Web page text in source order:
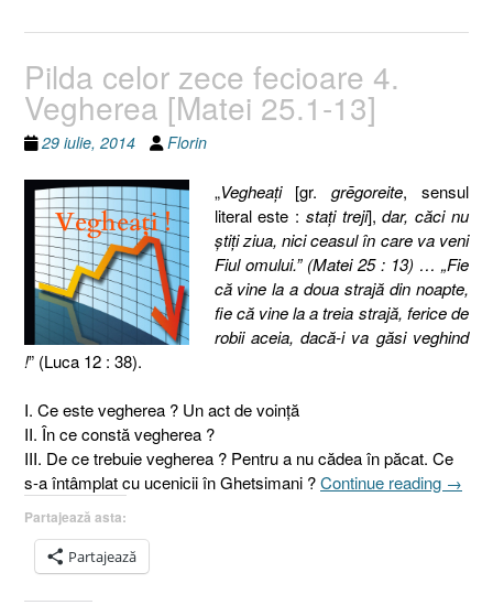
Pilda celor zece fecioare 4.
Vegherea [Matei 25.1-13]
29 iulie, 2014 Florin
„Vegheaţi[gr.grēgoreite, sensul
literal este : staţi treji],dar, căci nu
ştiţi ziua, nici ceasul în care va veni
Fiul omului.” (Matei 25 : 13) … „Fie
că vine la a doua strajă din noapte,
fie că vine la a treia strajă, ferice de
robii aceia, dacă-i va găsi veghind
!” (Luca 12 : 38).
I. Ce este vegherea ? Un act de voinţă
II. În ce constă vegherea ?
III. De ce trebuie vegherea ? Pentru a nu cădea în păcat. Ce
s-a întâmplat cu ucenicii în Ghetsimani ?Continue reading „Pilda
→
Partajează asta:
Partajează